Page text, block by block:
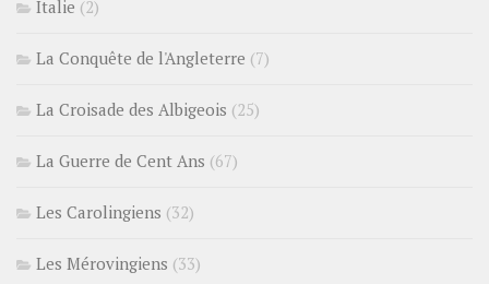
Italie (2)
La Conquête de l'Angleterre (7)
La Croisade des Albigeois (25)
La Guerre de Cent Ans (67)
Les Carolingiens (32)
Les Mérovingiens (33)